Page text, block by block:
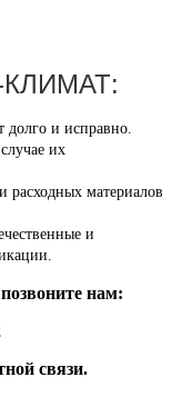
КЛИМАТ:
долго и исправно.
их
материалов
и
нам:
связи.